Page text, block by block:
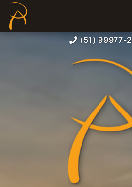
(51) 99977-